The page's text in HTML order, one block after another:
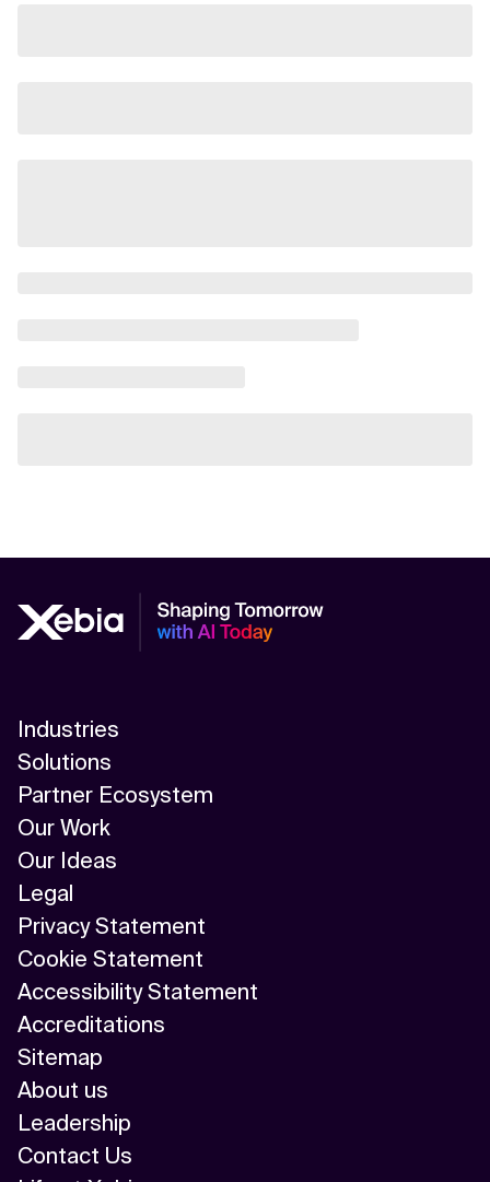
Industries
Solutions
Partner Ecosystem
Our Work
Our Ideas
Legal
Privacy Statement
Cookie Statement
Accessibility Statement
Accreditations
Sitemap
About us
Leadership
Contact Us